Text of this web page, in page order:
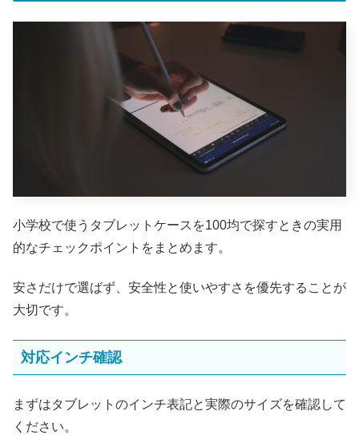
小学校で使うタブレットケースを100均で探すときの実用
的なチェックポイントをまとめます。
安さだけで選ばず、安全性と使いやすさを優先することが
大切です。
対応インチ確認
まずはタブレットのインチ表記と実際のサイズを確認して
ください。